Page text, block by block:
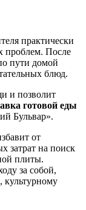
практически
проблем. После
пути домой
блюд.
и позволит
готовой еды
Бульвар».
от
затрат на поиск
плиты.
за собой,
культурному